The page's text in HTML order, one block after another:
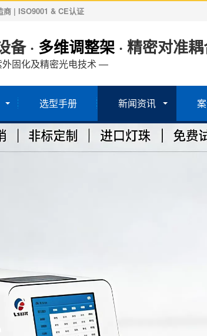
商 | ISO9001 & CE认证
备 · 多维调整架· 精密对准
固化及精密光电技术 —
选型手册 新闻资讯